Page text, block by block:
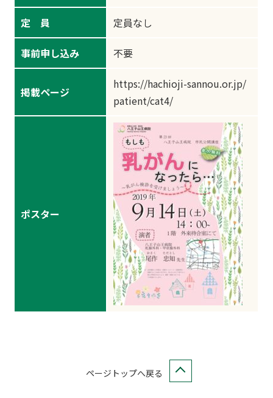
定 員 定員なし
事前申し込み 不要
掲載ページ
https://hachioji-sannou.or.jp/
patient/cat4/
ポスター
ページトップへ戻る